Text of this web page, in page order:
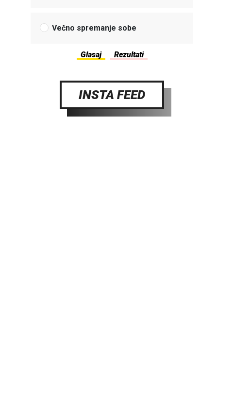
Večno spremanje sobe
INSTA FEED